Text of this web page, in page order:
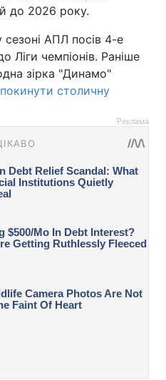
до 2026 року.
АПЛ посів 4-е
Ліги чемпіонів. Раніше
зірка "Динамо"
столичну
Реклама